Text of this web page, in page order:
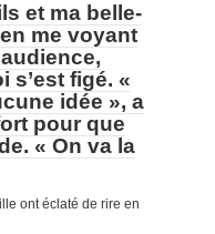
et ma belle-
me voyant
s’est figé. «
idée », a
pour que
« On va la
ont éclaté de rire en